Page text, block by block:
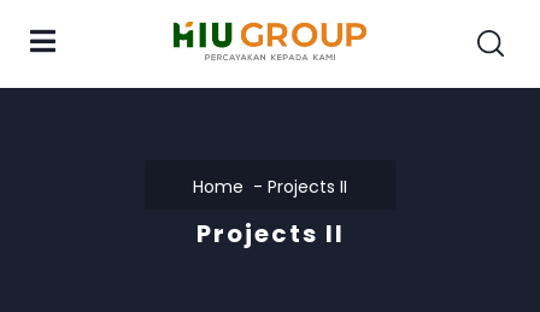
Home Projects II
Projects II